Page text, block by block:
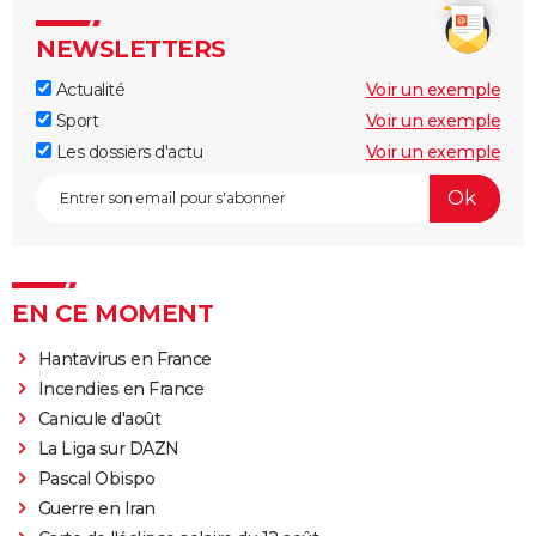
NEWSLETTERS
Actualité
Voir un exemple
Sport
Voir un exemple
Les dossiers d'actu
Voir un exemple
EN CE MOMENT
Hantavirus en France
Incendies en France
Canicule d'août
La Liga sur DAZN
Pascal Obispo
Guerre en Iran